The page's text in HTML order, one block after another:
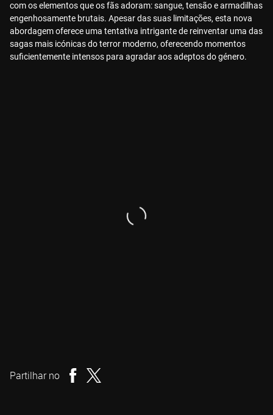
com os elementos que os fãs adoram: sangue, tensão e armadilhas
engenhosamente brutais. Apesar das suas limitações, esta nova
abordagem oferece uma tentativa intrigante de reinventar uma das
sagas mais icónicas do terror moderno, oferecendo momentos
suficientemente intensos para agradar aos adeptos do género.
Partilhar no